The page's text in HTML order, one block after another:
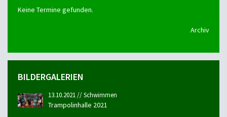
Keine Termine gefunden.
Archiv
BILDERGALERIEN
13.10.2021 // Schwimmen
Trampolinhalle 2021